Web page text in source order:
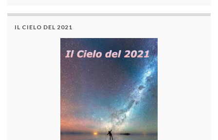
IL CIELO DEL 2021